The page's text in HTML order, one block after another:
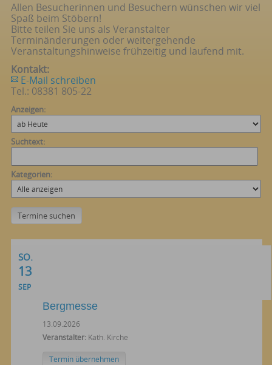
Allen Besucherinnen und Besuchern wünschen wir viel
Spaß beim Stöbern!
Bitte teilen Sie uns als Veranstalter
Terminänderungen oder weitergehende
Veranstaltungshinweise frühzeitig und laufend mit.
Kontakt:
E-Mail schreiben
Tel.: 08381 805-22
Anzeigen:
Suchtext:
Kategorien:
SO.
13
SEP
Bergmesse
13.09.2026
Veranstalter: Kath. Kirche
Termin übernehmen